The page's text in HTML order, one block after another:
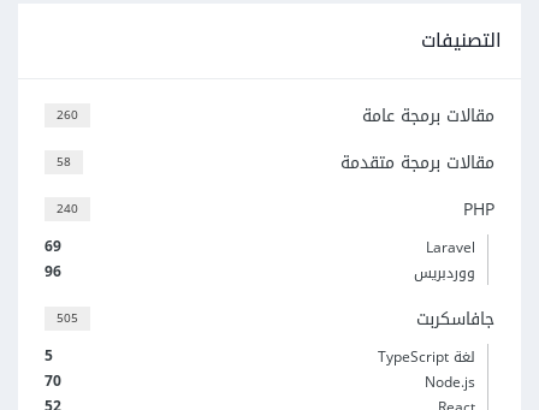
التصنيفات
260 مقالات برمجة عامة
58 مقالات برمجة متقدمة
240 PHP
69
Laravel
96
ووردبريس
505 جافاسكربت
5
لغة TypeScript
70
Node.js